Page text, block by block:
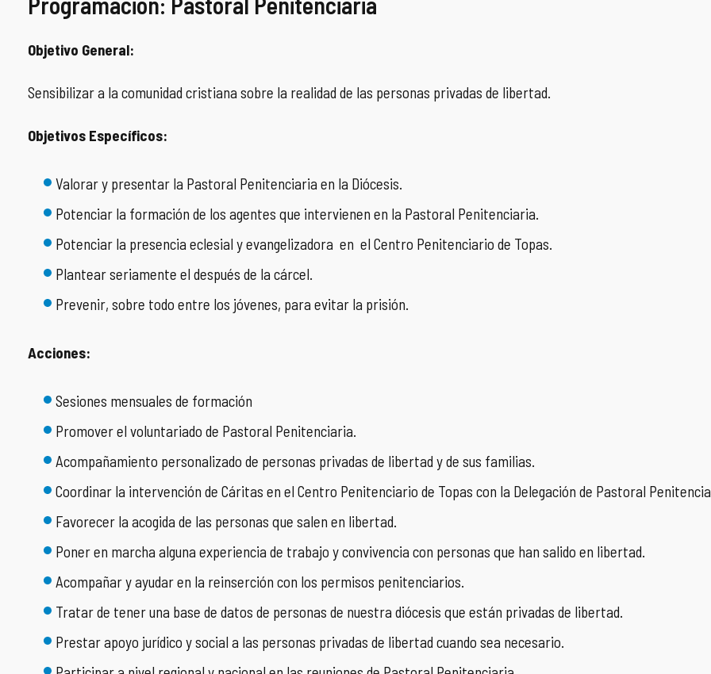
Objetivo General:
Sensibilizar a la comunidad cristiana sobre la realidad de las personas privadas de libertad.
Objetivos Específicos:
Valorar y presentar la Pastoral Penitenciaria en la Diócesis.
Potenciar la formación de los agentes que intervienen en la Pastoral Penitenciaria.
Potenciar la presencia eclesial y evangelizadora en el Centro Penitenciario de Topas.
Plantear seriamente el después de la cárcel.
Prevenir, sobre todo entre los jóvenes, para evitar la prisión.
Acciones:
Sesiones mensuales de formación
Promover el voluntariado de Pastoral Penitenciaria.
Acompañamiento personalizado de personas privadas de libertad y de sus familias.
Coordinar la intervención de Cáritas en el Centro Penitenciario de Topas con la Delegación de Pastoral
Favorecer la acogida de las personas que salen en libertad.
Poner en marcha alguna experiencia de trabajo y convivencia con personas que han salido en libertad.
Acompañar y ayudar en la reinserción con los permisos penitenciarios.
Tratar de tener una base de datos de personas de nuestra diócesis que están privadas de libertad.
Prestar apoyo jurídico y social a las personas privadas de libertad cuando sea necesario.
PREGUNTAS FRECUENTES